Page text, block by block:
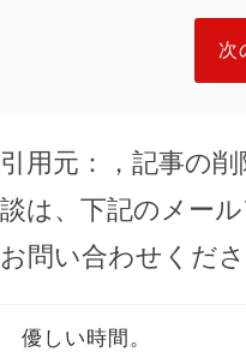
次
引用元：
，記事の
談は、下記のメー
お問い合わせくださ
優しい時間。